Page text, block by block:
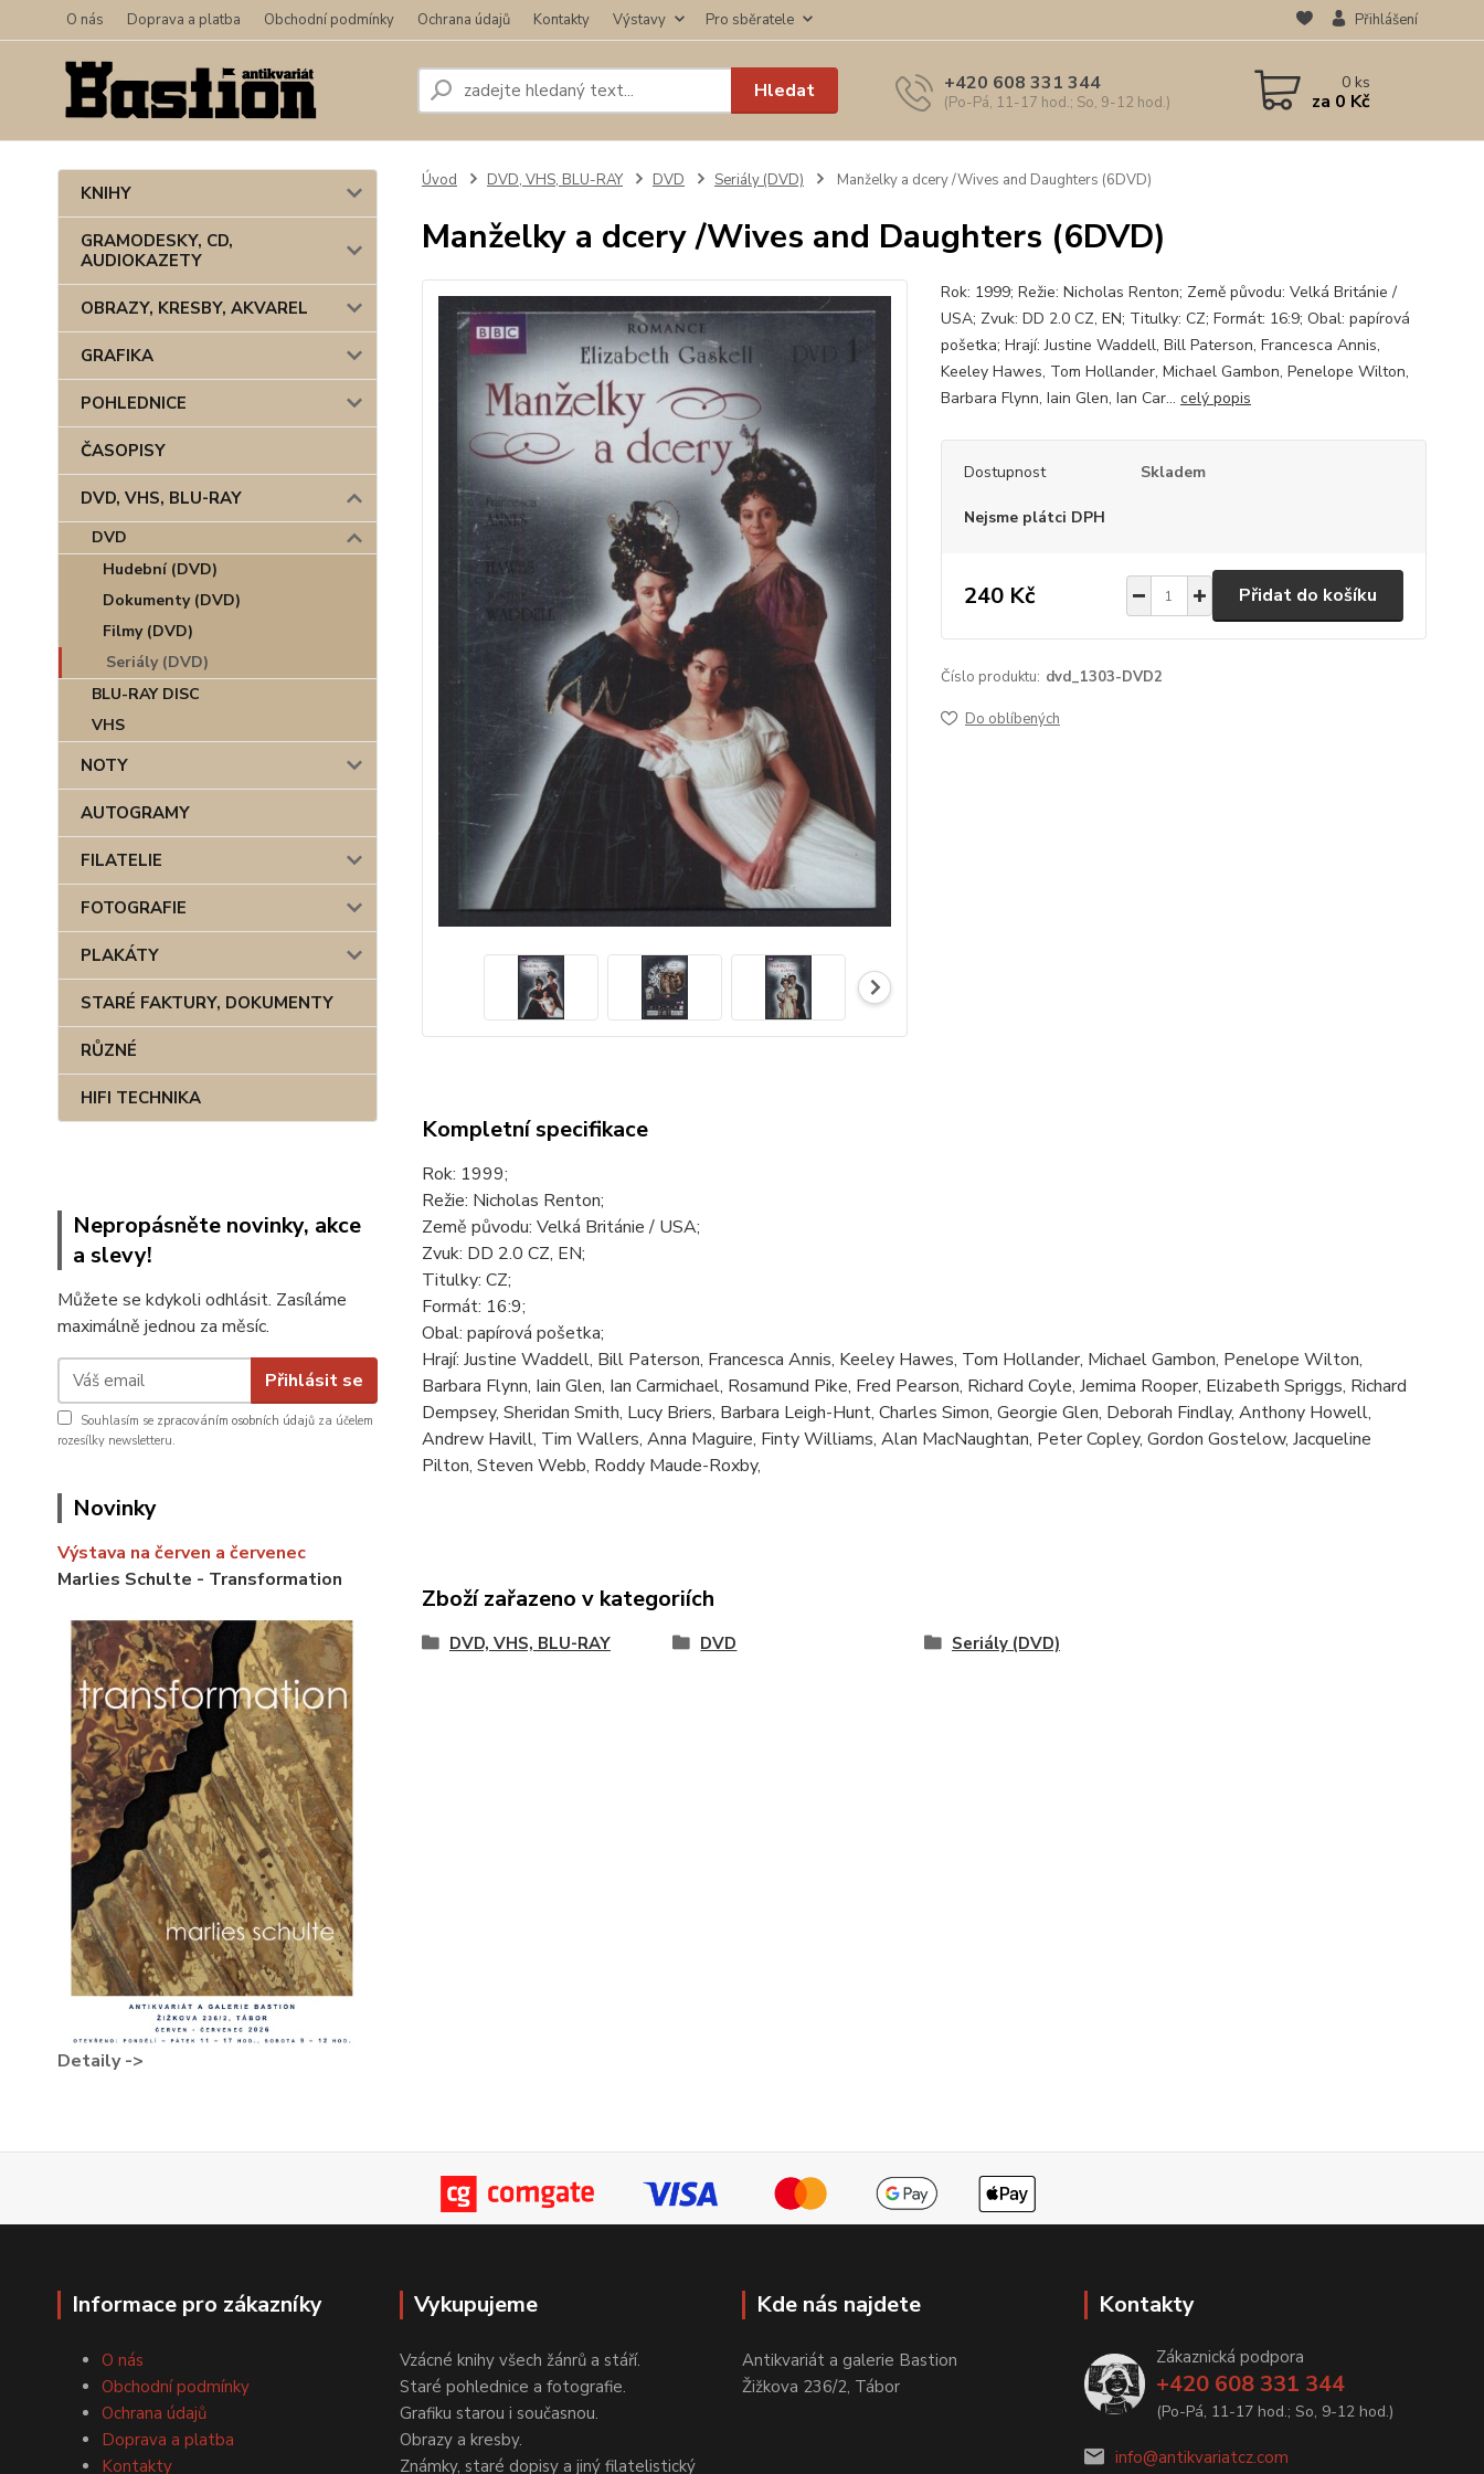
O nás Doprava a platba Obchodní podmínky Ochrana údajů Kontakty Výstavy Pro sběratele Přihlášení
Hledat +420 608 331 344
(Po-Pá, 11-17 hod.; So, 9-12 hod.)
0ks
za 0 Kč
KNIHY
GRAMODESKY, CD,
AUDIOKAZETY
OBRAZY, KRESBY, AKVAREL
GRAFIKA
POHLEDNICE
ČASOPISY
DVD, VHS, BLU-RAY
DVD
Hudební (DVD)
Dokumenty (DVD)
Filmy (DVD)
Seriály (DVD)
BLU-RAY DISC
VHS
NOTY
AUTOGRAMY
FILATELIE
FOTOGRAFIE
PLAKÁTY
STARÉ FAKTURY, DOKUMENTY
RŮZNÉ
HIFI TECHNIKA
Nepropásněte novinky, akce
a slevy!
Můžete se kdykoli odhlásit. Zasíláme
maximálně jednou za měsíc.
Přihlásit se
Souhlasím se zpracováním osobních údajů za účelem
rozesílky newsletteru.
Novinky
Výstava na červen a červenec
Marlies Schulte - Transformation
Detaily ->
Úvod DVD, VHS, BLU-RAY DVD Seriály (DVD) Manželky a dcery /Wives and Daughters (6DVD)
Manželky a dcery /Wives and Daughters (6DVD)
Rok: 1999; Režie: Nicholas Renton; Země původu: Velká Británie /
USA; Zvuk: DD 2.0 CZ, EN; Titulky: CZ; Formát: 16:9; Obal: papírová
pošetka; Hrají: Justine Waddell, Bill Paterson, Francesca Annis,
Keeley Hawes, Tom Hollander, Michael Gambon, Penelope Wilton,
Barbara Flynn, Iain Glen, Ian Car... celý popis
Dostupnost Skladem
Nejsme plátci DPH
240 Kč Přidat do košíku
Číslo produktu: dvd_1303-DVD2
Do oblíbených
Kompletní specifikace
Rok: 1999;
Režie: Nicholas Renton;
Země původu: Velká Británie / USA;
Zvuk: DD 2.0 CZ, EN;
Titulky: CZ;
Formát: 16:9;
Obal: papírová pošetka;
Hrají: Justine Waddell, Bill Paterson, Francesca Annis, Keeley Hawes, Tom Hollander, Michael Gambon, Penelope Wilton,
Barbara Flynn, Iain Glen, Ian Carmichael, Rosamund Pike, Fred Pearson, Richard Coyle, Jemima Rooper, Elizabeth Spriggs, Richard
Dempsey, Sheridan Smith, Lucy Briers, Barbara Leigh-Hunt, Charles Simon, Georgie Glen, Deborah Findlay, Anthony Howell,
Andrew Havill, Tim Wallers, Anna Maguire, Finty Williams, Alan MacNaughtan, Peter Copley, Gordon Gostelow, Jacqueline
Pilton, Steven Webb, Roddy Maude-Roxby,
Zboží zařazeno v kategoriích
DVD, VHS, BLU-RAY DVD Seriály (DVD)
Informace pro zákazníky
O nás
Obchodní podmínky
Ochrana údajů
Doprava a platba
Kontakty
Vykupujeme
Vzácné knihy všech žánrů a stáří.
Staré pohlednice a fotografie.
Grafiku starou i současnou.
Obrazy a kresby.
Známky, staré dopisy a jiný filatelistický
Kde nás najdete
Antikvariát a galerie Bastion
Žižkova 236/2, Tábor
Kontakty
Zákaznická podpora
+420 608 331 344
(Po-Pá, 11-17 hod.; So, 9-12 hod.)
info@antikvariatcz.com